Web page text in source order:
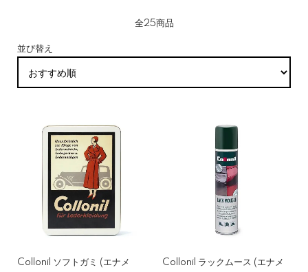
全25商品
並び替え
Collonil ソフトガミ (エナメ
Collonil ラックムース (エナメ